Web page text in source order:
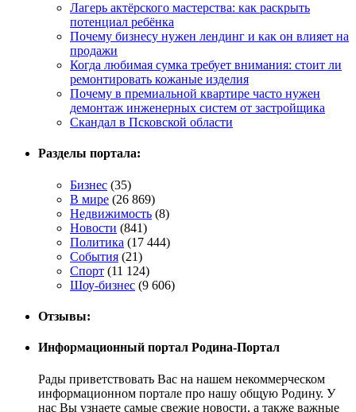
Лагерь актёрского мастерства: как раскрыть
потенциал ребёнка
Почему бизнесу нужен лендинг и как он влияет на
продажи
Когда любимая сумка требует внимания: стоит ли
ремонтировать кожаные изделия
Почему в премиальной квартире часто нужен
демонтаж инженерных систем от застройщика
Скандал в Псковской области
Разделы портала:
Бизнес (35)
В мире (26 869)
Недвижимость (8)
Новости (841)
Политика (17 444)
События (21)
Спорт (11 124)
Шоу-бизнес (9 606)
Отзывы:
Информационный портал Родина-Портал
Рады приветствовать Вас на нашем некоммерческом
информационном портале про нашу общую Родину. У
нас Вы узнаете самые свежие новости, а также важные